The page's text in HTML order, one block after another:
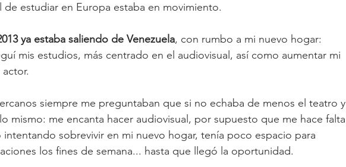
estudiar en Europa estaba en movimiento.
ya estaba saliendo de Venezuela, con rumbo a mi nuevo hogar:
mis estudios, más centrado en el audiovisual, así como aumentar mi
siempre me preguntaban que si no echaba de menos el teatro y
mismo: me encanta hacer audiovisual, por supuesto que me hace falta
sobrevivir en mi nuevo hogar, tenía poco espacio para
los fines de semana... hasta que llegó la oportunidad.